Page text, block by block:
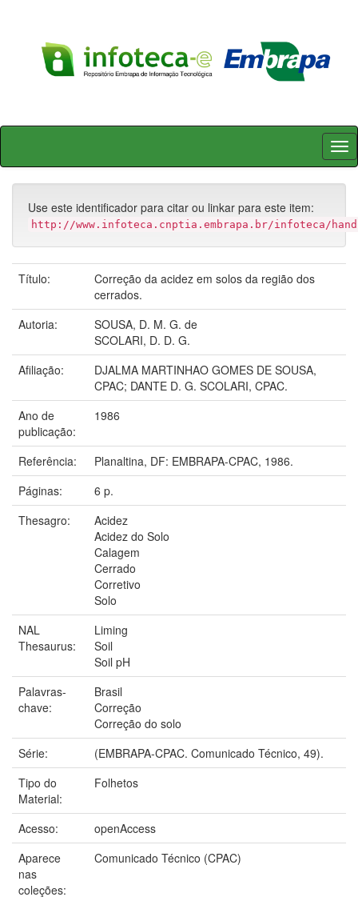
Skip
Use este identificador para citar ou linkar para este item:
http://www.infoteca.cnptia.embrapa.br/infoteca/
Título:
Correção da acidez em solos da região dos
cerrados.
Autoria:
SOUSA, D. M. G. de
SCOLARI, D. D. G.
Afiliação:
DJALMA MARTINHAO GOMES DE SOUSA,
CPAC; DANTE D. G. SCOLARI, CPAC.
Ano de
publicação:
1986
Referência:
Planaltina, DF: EMBRAPA-CPAC, 1986.
Páginas:
6 p.
Thesagro:
Acidez
Acidez do Solo
Calagem
Cerrado
Corretivo
Solo
NAL
Thesaurus:
Liming
Soil
Soil pH
Palavras-
chave:
Brasil
Correção
Correção do solo
Série:
(EMBRAPA-CPAC. Comunicado Técnico, 49).
Tipo do
Material:
Folhetos
Acesso:
openAccess
Aparece
nas
coleções:
Comunicado Técnico (CPAC)